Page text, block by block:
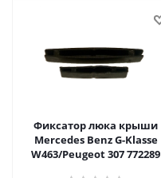
Фиксатор люка крыши
Mercedes Benz G-Klasse
W463/Peugeot 307 772289